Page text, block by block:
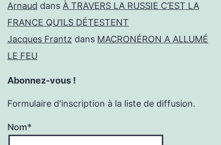
Arnaud dans À TRAVERS LA RUSSIE C’EST LA
FRANCE QU’ILS DÉTESTENT
Jacques Frantz dans MACRONÉRON A ALLUMÉ
LE FEU
Abonnez-vous !
Formulaire d'inscription à la liste de diffusion.
Nom*